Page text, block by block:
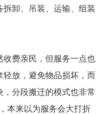
卸、吊装、运输、组装
收费亲民，但服务一点也
放，避免物品损坏，而
，分段搬迁的模式也非常
本来以为服务会大打折